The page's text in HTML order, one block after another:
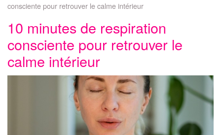
consciente pour retrouver le calme intérieur
10 minutes de respiration
consciente pour retrouver le
calme intérieur